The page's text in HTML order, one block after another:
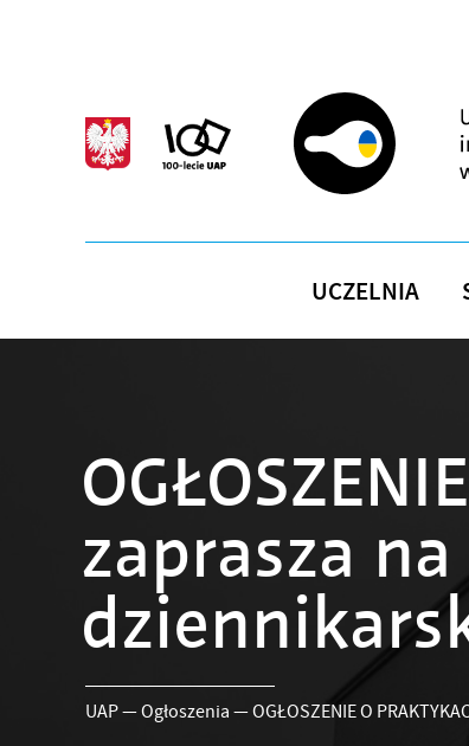
UCZELNIA
zaprasza
UAP—Ogłoszenia —OGŁOSZENIE O